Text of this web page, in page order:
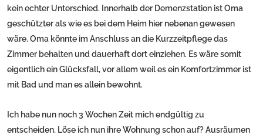
kein echter Unterschied. Innerhalb der Demenzstation ist Oma
geschützter als wie es bei dem Heim hier nebenan gewesen
wäre. Oma könnte im Anschluss an die Kurzzeitpflege das
Zimmer behalten und dauerhaft dort einziehen. Es wäre somit
eigentlich ein Glücksfall, vor allem weil es ein Komfortzimmer ist
mit Bad und man es allein bewohnt.
Ich habe nun noch 3 Wochen Zeit mich endgültig zu
entscheiden. Löse ich nun ihre Wohnung schon auf? Ausräumen